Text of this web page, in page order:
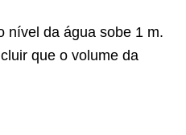
nível da água sobe 1 m.
que o volume da